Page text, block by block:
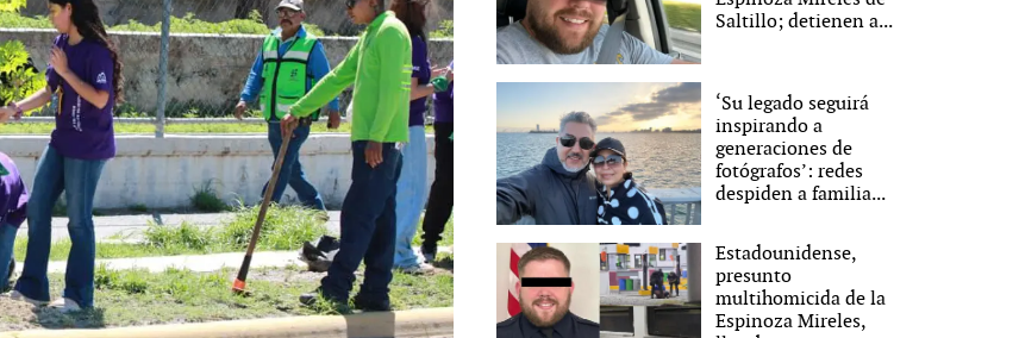
Saltillo; detienen a...
‘Su legado seguirá
inspirando a
generaciones de
fotógrafos’: redes
despiden a familia...
Estadounidense,
presunto
multihomicida de la
Espinoza Mireles,